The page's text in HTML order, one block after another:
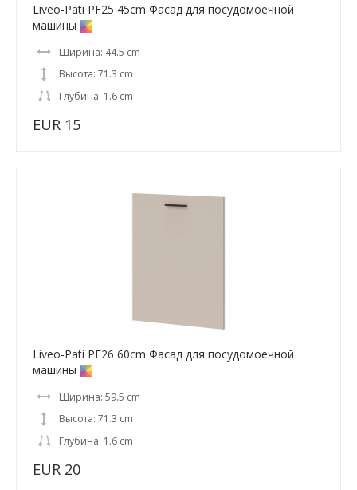
Liveo-Pati PF25 45cm Фасад для посудомоечной
машины
Ширина: 44.5 cm
Высота: 71.3 cm
Глубина: 1.6 cm
EUR 15
Liveo-Pati PF26 60cm Фасад для посудомоечной
машины
Ширина: 59.5 cm
Высота: 71.3 cm
Глубина: 1.6 cm
EUR 20